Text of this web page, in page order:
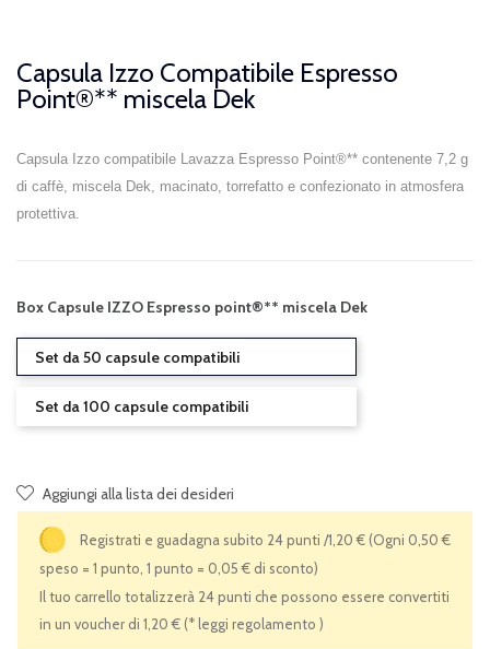
Capsula Izzo Compatibile Espresso
Point®** miscela Dek
Capsula Izzo compatibile Lavazza Espresso Point®** contenente 7,2 g
di caffè, miscela Dek, macinato, torrefatto e confezionato in atmosfera
protettiva.
Box Capsule IZZO Espresso point®** miscela Dek
Set da 50 capsule compatibili
Set da 100 capsule compatibili
Aggiungi alla lista dei desideri
Registrati e guadagna subito 24 punti /1,20 €(Ogni 0,50 €
speso = 1 punto, 1 punto = 0,05 € di sconto)
Il tuo carrello totalizzerà 24 punti che possono essere convertiti
in un voucher di 1,20 € (* leggi regolamento )